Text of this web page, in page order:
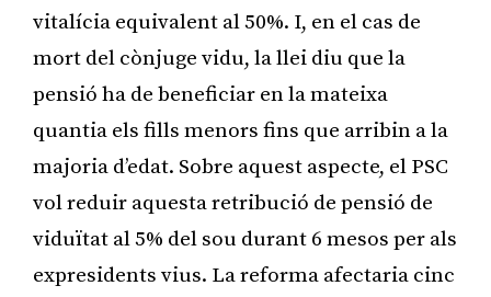
vitalícia equivalent al 50%. I, en el cas de
mort del cònjuge vidu, la llei diu que la
pensió ha de beneficiar en la mateixa
quantia els fills menors fins que arribin a la
majoria d’edat. Sobre aquest aspecte, el PSC
vol reduir aquesta retribució de pensió de
viduïtat al 5% del sou durant 6 mesos per als
expresidents vius. La reforma afectaria cinc